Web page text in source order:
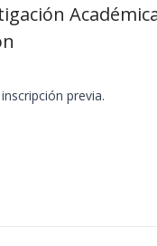
previa.